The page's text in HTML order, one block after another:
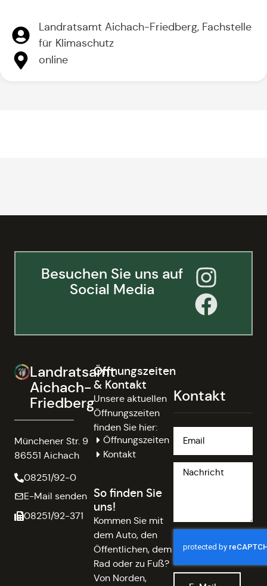
Landratsamt Aichach-Friedberg, Fachstelle
für Klimaschutz
online
Besuchen Sie uns auf
Social Media
Landratsamt
Aichach-
Friedberg
Münchener Str. 9
86551 Aichach
08251/92-0
E-Mail senden
08251/92-371
Öffnungszeiten
& Kontakt
Unsere aktuellen
Öffnungszeiten
finden Sie hier:
Öffnungszeiten
Kontakt
So finden Sie
uns!
Kommen Sie mit
dem Auto, den
Öffentlichen, dem
Rad oder zu Fuß?
Von Norden,
Kontakt